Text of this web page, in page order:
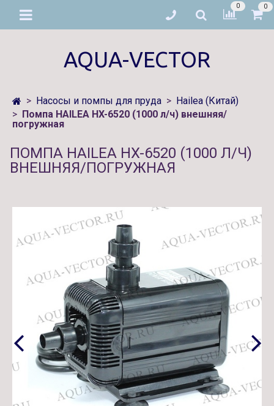
0 0
AQUA-VECTOR
Насосы и помпы для пруда
Hailea (Китай)
Помпа HAILEA HX-6520 (1000 л/ч) внешняя/
погружная
ПОМПА HAILEA HX-6520 (1000 Л/Ч)
ВНЕШНЯЯ/ПОГРУЖНАЯ